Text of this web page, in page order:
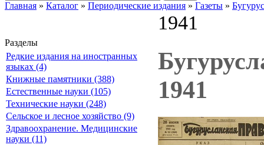
Главная » Каталог » Периодические издания » Газеты »
Разделы
Редкие издания на иностранных
языках (4)
Книжные памятники (388)
Естественные науки (105)
Технические науки (248)
Сельское и лесное хозяйство (9)
Здравоохранение. Медицинские
науки (11)
1941
1941